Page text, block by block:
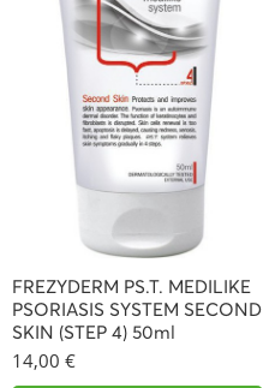
FREZYDERM PS.T. MEDILIKE
PSORIASIS SYSTEM SECOND
SKIN (STEP 4) 50ml
14,00 €